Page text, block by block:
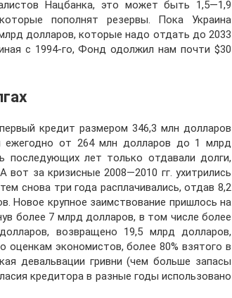
Нацбанка, это может быть 1,5—1,9
пополнят резервы. Пока Украина
долларов, которые надо отдать до 2033
с 1994-го, Фонд одолжил нам почти $30
кредит размером 346,3 млн долларов
ежегодно от 264 млн долларов до 1 млрд
последующих лет только отдавали долги,
за кризисные 2008—2010 гг. ухитрились
снова три года расплачивались, отдав 8,2
Новое крупное заимствование пришлось на
более 7 млрд долларов, в том числе более
возвращено 19,5 млрд долларов,
экономистов, более 80% взятого в
девальвации гривни (чем больше запасы
кредитора в разные годы использовано